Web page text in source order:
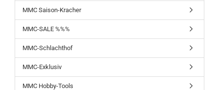
MMC Saison-Kracher
MMC-SALE %%%
MMC-Schlachthof
MMC-Exklusiv
MMC Hobby-Tools